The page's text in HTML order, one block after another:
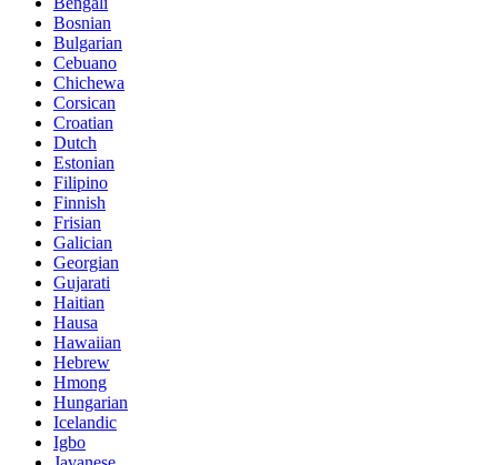
Bosnian
Bulgarian
Cebuano
Chichewa
Corsican
Croatian
Dutch
Estonian
Filipino
Finnish
Frisian
Galician
Georgian
Gujarati
Haitian
Hausa
Hawaiian
Hebrew
Hmong
Hungarian
Icelandic
Igbo